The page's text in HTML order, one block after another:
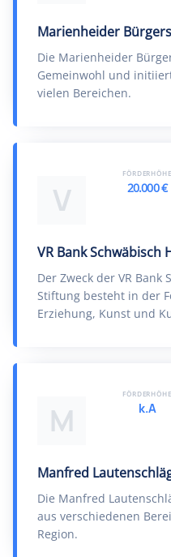
Marienheider
Die Marienheider
Gemeinwohl und
vielen Bereichen.
V
VR Bank Schwäbisch
Der Zweck der VR Bank
Stiftung besteht in der
Erziehung, Kunst und
FÖRDERHÖHE
20.000 €
M
Manfred
Die Manfred
aus verschiedenen
Region.
FÖRDERHÖHE
k.A